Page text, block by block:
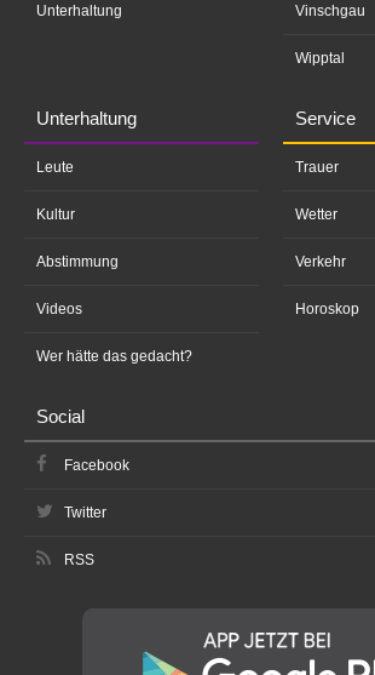
Unterhaltung Vinschgau
Wipptal
Unterhaltung
Leute
Kultur
Abstimmung
Videos
Wer hätte das gedacht?
Service
Trauer
Wetter
Verkehr
Horoskop
Social
Facebook
Twitter
RSS